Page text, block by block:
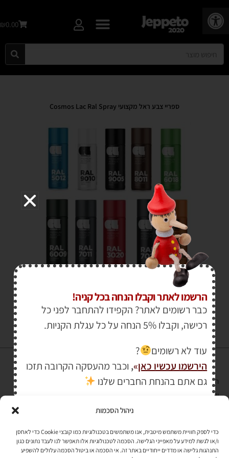
פתח סרגל נגישות
ניהול הסכמות
כדי לספק חוויית משתמש מיטבית, אנו משתמשים בטכנולוגיות כמו קובצי Cookie כדי לאחסן
ו/או לגשת למידע על מאפייני הגלישה. הסכמה לטכנולוגיות אלו תאפשר לנו לעבד נתונים כגון
התנהגות גלישה או מדדים ייחודיים באתר זה. אי הסכמה או ביטול הסכמה עלולים להשפיע
₪0.00
ספריי צבע ראל מקצועי Cosmos Lac Ral Spray
והעומד בתקן אבטחה PCI DSS Level-1
לתקנון האתר»
הרשמו לאתר וקבלו הנחה בכל קניה!
כבר רשומים לאתר? הקפידו להתחבר לפני כל
רכישה, וקבלו 5% הנחה על כל עגלת הקניות.
עוד לא רשומים
?
הירשמו עכשיו כאן»
, וכבר מהעסקה הקרובה תזכו
גם אתם בהנחת החברים שלנו